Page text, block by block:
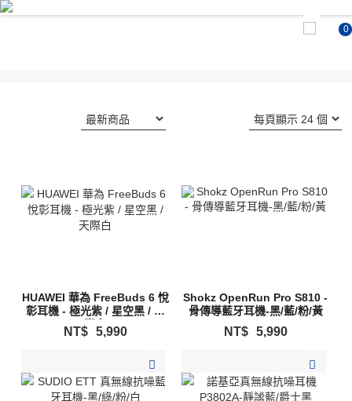
0
HUAWEI 華為 FreeBuds 6 悅
彰耳機 - 極光紫 / 星空黑 / 天
際白
NT$ 5,990
Shokz OpenRun Pro S810 -
骨傳導藍牙耳機-黑/藍/粉/黃
NT$ 5,990